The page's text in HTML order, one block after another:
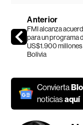
Anterior
FMI alcanza
para un programa
US$1.900
Bolivia
Convierta
noticiasaquí